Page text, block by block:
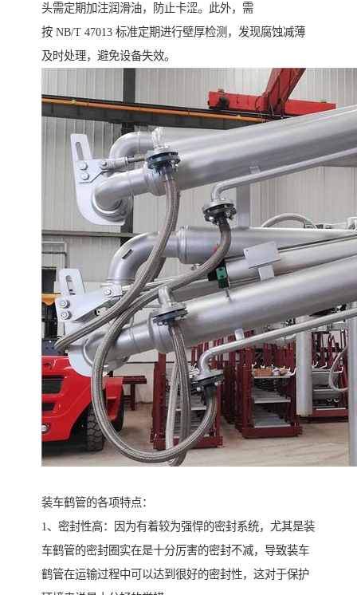
头需定期加注润滑油，防止卡涩。此外，需
按 NB/T 47013 标准定期进行壁厚检测，发现腐蚀减薄
及时处理，避免设备失效。
装车鹤管的各项特点：
1、密封性高：因为有着较为强悍的密封系统，尤其是装
车鹤管的密封圈实在是十分厉害的密封不减，导致装车
鹤管在运输过程中可以达到很好的密封性，这对于保护